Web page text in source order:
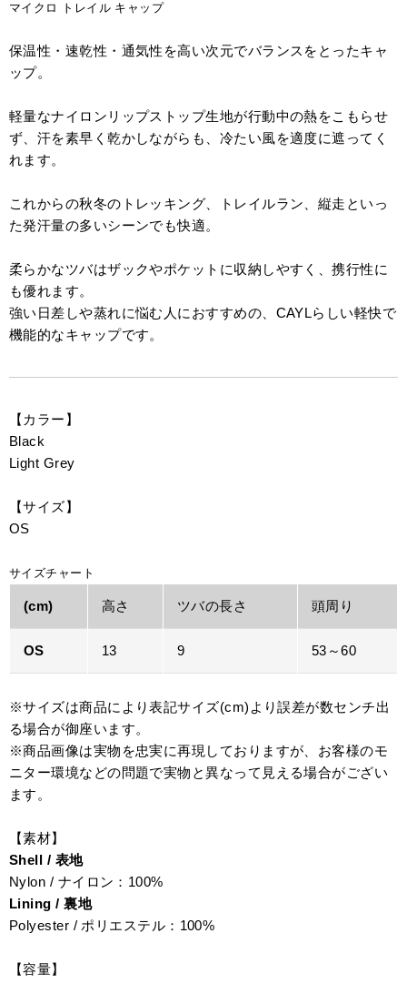
マイクロ トレイル キャップ
保温性・速乾性・通気性を高い次元でバランスをとったキャ
ップ。
軽量なナイロンリップストップ生地が行動中の熱をこもらせ
ず、汗を素早く乾かしながらも、冷たい風を適度に遮ってく
れます。
これからの秋冬のトレッキング、トレイルラン、縦走といっ
た発汗量の多いシーンでも快適。
柔らかなツバはザックやポケットに収納しやすく、携行性に
も優れます。
強い日差しや蒸れに悩む人におすすめの、CAYLらしい軽快で
機能的なキャップです。
【カラー】
Black
Light Grey
【サイズ】
OS
サイズチャート
(cm) 高さ ツバの長さ 頭周り
OS 13 9 53～60
※サイズは商品により表記サイズ(cm)より誤差が数センチ出
る場合が御座います。
※商品画像は実物を忠実に再現しておりますが、お客様のモ
ニター環境などの問題で実物と異なって見える場合がござい
ます。
【素材】
Shell / 表地
Nylon / ナイロン：100%
Lining / 裏地
Polyester / ポリエステル：100%
【容量】